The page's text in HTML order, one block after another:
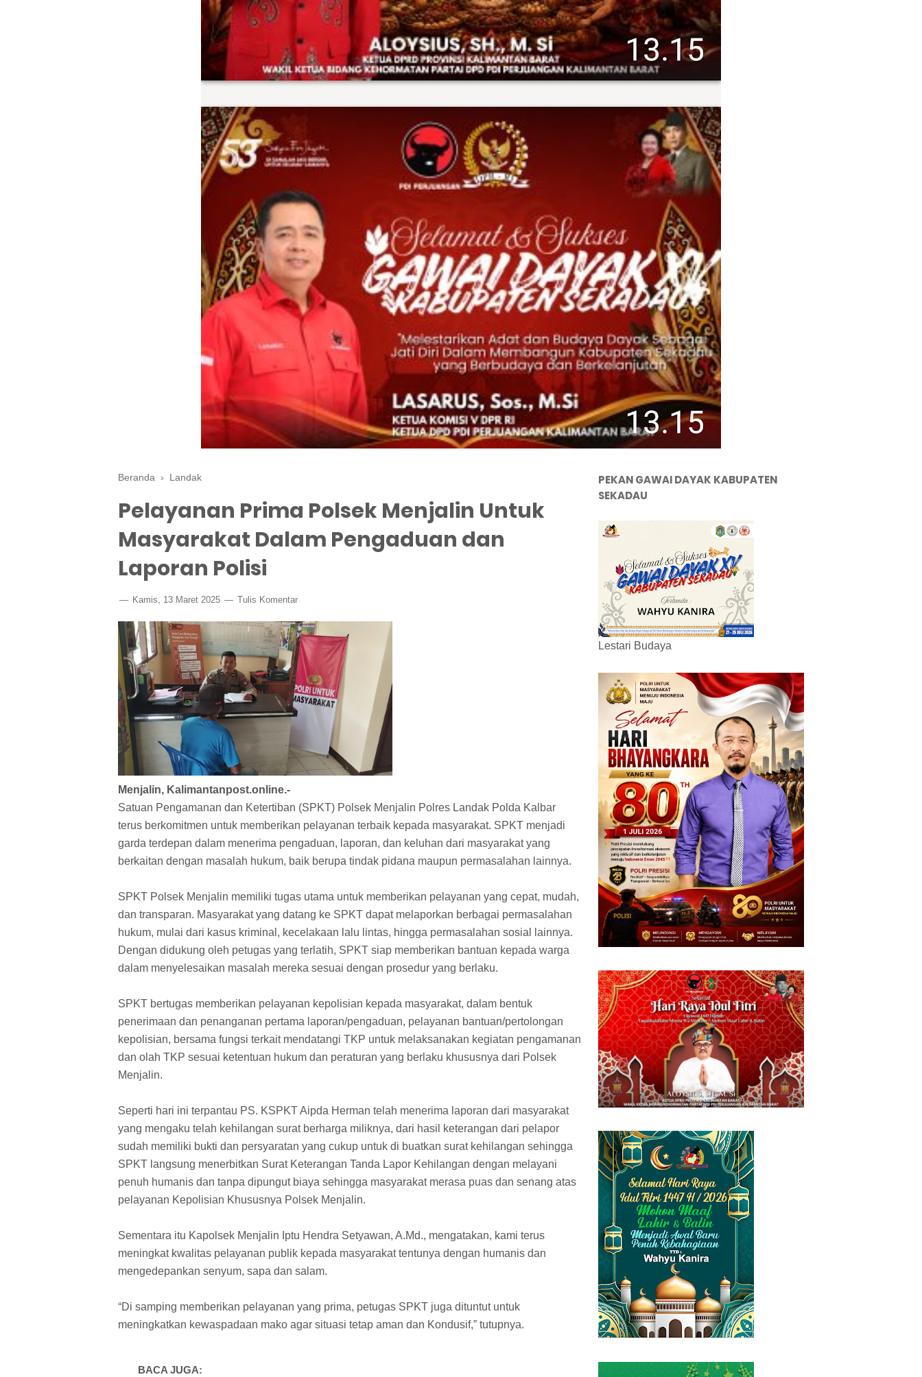
Beranda › Landak
Pelayanan Prima Polsek Menjalin Untuk
Masyarakat Dalam Pengaduan dan
Laporan Polisi
Kamis, 13 Maret 2025 Tulis Komentar
Menjalin, Kalimantanpost.online.-
Satuan Pengamanan dan Ketertiban (SPKT) Polsek Menjalin Polres Landak Polda Kalbar
terus berkomitmen untuk memberikan pelayanan terbaik kepada masyarakat. SPKT menjadi
garda terdepan dalam menerima pengaduan, laporan, dan keluhan dari masyarakat yang
berkaitan dengan masalah hukum, baik berupa tindak pidana maupun permasalahan lainnya.
SPKT Polsek Menjalin memiliki tugas utama untuk memberikan pelayanan yang cepat, mudah,
dan transparan. Masyarakat yang datang ke SPKT dapat melaporkan berbagai permasalahan
hukum, mulai dari kasus kriminal, kecelakaan lalu lintas, hingga permasalahan sosial lainnya.
Dengan didukung oleh petugas yang terlatih, SPKT siap memberikan bantuan kepada warga
dalam menyelesaikan masalah mereka sesuai dengan prosedur yang berlaku.
SPKT bertugas memberikan pelayanan kepolisian kepada masyarakat, dalam bentuk
penerimaan dan penanganan pertama laporan/pengaduan, pelayanan bantuan/pertolongan
kepolisian, bersama fungsi terkait mendatangi TKP untuk melaksanakan kegiatan pengamanan
dan olah TKP sesuai ketentuan hukum dan peraturan yang berlaku khususnya dari Polsek
Menjalin.
Seperti hari ini terpantau PS. KSPKT Aipda Herman telah menerima laporan dari masyarakat
yang mengaku telah kehilangan surat berharga miliknya, dari hasil keterangan dari pelapor
sudah memiliki bukti dan persyaratan yang cukup untuk di buatkan surat kehilangan sehingga
SPKT langsung menerbitkan Surat Keterangan Tanda Lapor Kehilangan dengan melayani
penuh humanis dan tanpa dipungut biaya sehingga masyarakat merasa puas dan senang atas
pelayanan Kepolisian Khususnya Polsek Menjalin.
Sementara itu Kapolsek Menjalin Iptu Hendra Setyawan, A.Md., mengatakan, kami terus
meningkat kwalitas pelayanan publik kepada masyarakat tentunya dengan humanis dan
mengedepankan senyum, sapa dan salam.
“Di samping memberikan pelayanan yang prima, petugas SPKT juga dituntut untuk
meningkatkan kewaspadaan mako agar situasi tetap aman dan Kondusif,” tutupnya.
BACA JUGA:
PEKAN GAWAI DAYAK KABUPATEN
SEKADAU
Lestari Budaya